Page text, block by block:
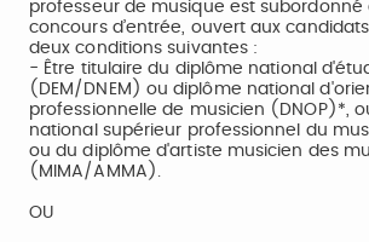
professeur de musique est subordonné
concours d’entrée, ouvert aux
deux conditions suivantes :
- Être titulaire du diplôme national
(DEM/DNEM) ou diplôme national
professionnelle de musicien (DNOP)*,
national supérieur professionnel du
ou du diplôme d'artiste musicien des
(MIMA/AMMA).
OU